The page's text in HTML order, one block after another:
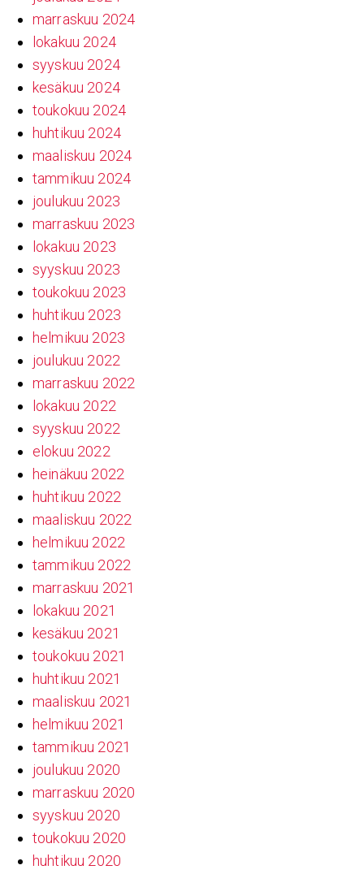
marraskuu 2024
lokakuu 2024
syyskuu 2024
kesäkuu 2024
toukokuu 2024
huhtikuu 2024
maaliskuu 2024
tammikuu 2024
joulukuu 2023
marraskuu 2023
lokakuu 2023
syyskuu 2023
toukokuu 2023
huhtikuu 2023
helmikuu 2023
joulukuu 2022
marraskuu 2022
lokakuu 2022
syyskuu 2022
elokuu 2022
heinäkuu 2022
huhtikuu 2022
maaliskuu 2022
helmikuu 2022
tammikuu 2022
marraskuu 2021
lokakuu 2021
kesäkuu 2021
toukokuu 2021
huhtikuu 2021
maaliskuu 2021
helmikuu 2021
tammikuu 2021
joulukuu 2020
marraskuu 2020
syyskuu 2020
toukokuu 2020
huhtikuu 2020